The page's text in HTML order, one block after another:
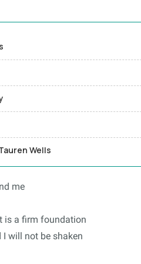
Wells
me
is a firm foundation
will not be shaken